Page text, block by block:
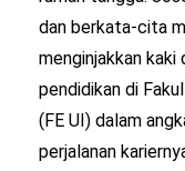
dan berkata-cita
menginjakkan kaki
pendidikan di
(FE UI) dalam
perjalanan